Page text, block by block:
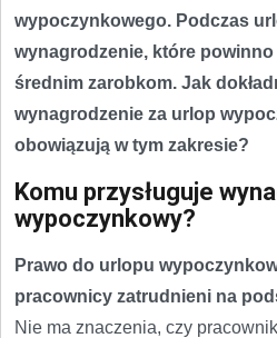
wypoczynkowego. Podczas
wynagrodzenie, które
średnim zarobkom. Jak
wynagrodzenie za urlop
obowiązują w tym zakresie?
Komu przysługuje
wypoczynkowy?
Prawo do urlopu
pracownicy zatrudnieni na
Nie ma znaczenia, czy